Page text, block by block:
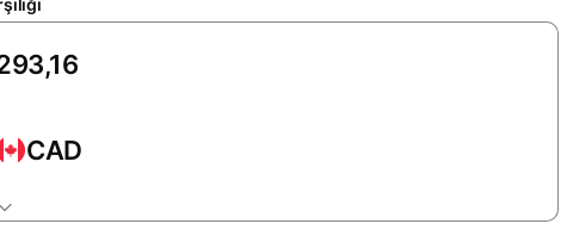
CAD